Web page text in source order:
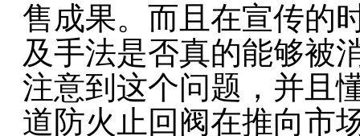
售成果。而且在宣传的
及手法是否真的能够被
注意到这个问题，并且
道防火止回阀在推向市